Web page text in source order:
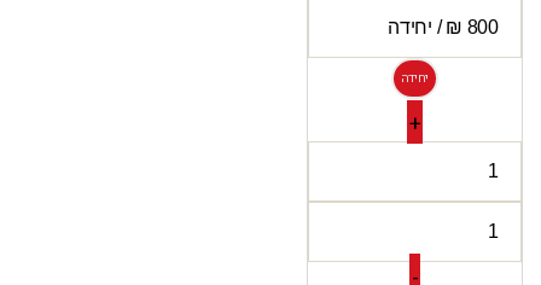
יחידה
+